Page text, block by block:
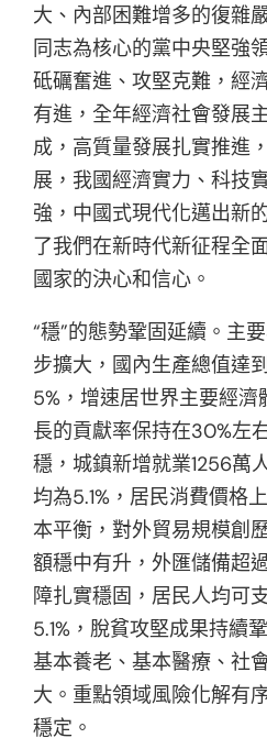
大、內部困難增多的復雜
同志為核心的黨中央堅強
砥礪奮進、攻堅克難，經
有進，全年經濟社會發展
成，高質量發展扎實推進
展，我國經濟實力、科技
強，中國式現代化邁出新
了我們在新時代新征程全
國家的決心和信心。
“穩”的態勢鞏固延續。主
步擴大，國內生產總值達
5%，增速居世界主要經
長的貢獻率保持在30%左
穩，城鎮新增就業1256萬
均為5.1%，居民消費價格
本平衡，對外貿易規模創
額穩中有升，外匯儲備超
障扎實穩固，居民人均可
5.1%，脫貧攻堅成果持續
基本養老、基本醫療、社
大。重點領域風險化解有
穩定。